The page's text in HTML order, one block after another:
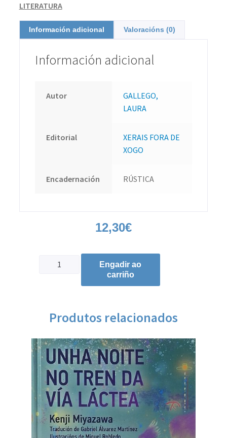
LITERATURA
Información adicional Valoracións (0)
Información adicional
Autor
GALLEGO,
LAURA
Editorial
XERAIS FORA DE
XOGO
Encadernación RÚSTICA
12,30€
Engadir ao
carriño
Produtos relacionados